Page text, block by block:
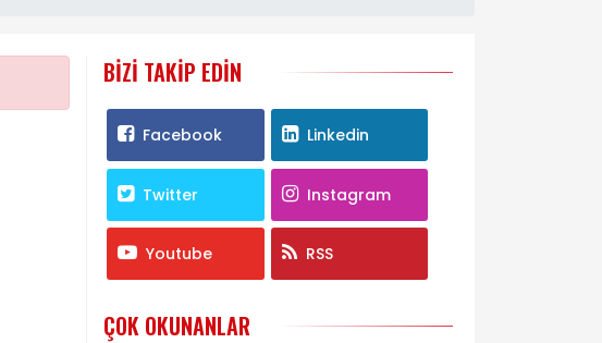
BIZI TAKIP EDIN
Facebook Linkedin
Twitter Instagram
Youtube RSS
ÇOK OKUNANLAR